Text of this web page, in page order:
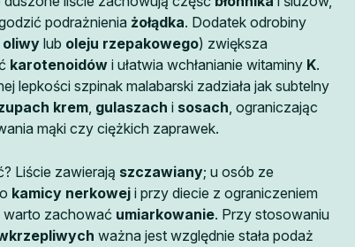
podrażnienia żołądka. Dodatek odrobiny
oliwy lub oleju rzepakowego) zwiększa
karotenoidów i ułatwia wchłanianie witaminy K.
lepkości szpinak malabarski zadziała jak subtelny
krem, gulaszach i sosach, ograniczając
mąki czy ciężkich zaprawek.
Liście zawierają szczawiany; u osób ze
kamicy nerkowej i przy diecie z ograniczeniem
zachować umiarkowanie. Przy stosowaniu
ważna jest względnie stała podaż